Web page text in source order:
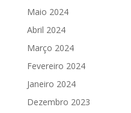
Maio 2024
Abril 2024
Março 2024
Fevereiro 2024
Janeiro 2024
Dezembro 2023